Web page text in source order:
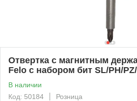
Отвертка с магнитным
Felo с набором бит SL/PH/
В наличии
Код: 50184
Розница